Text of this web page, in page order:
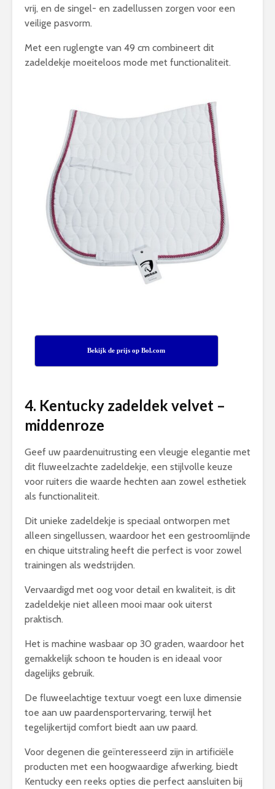
vrij, en de singel- en zadellussen zorgen voor een
veilige pasvorm.
Met een ruglengte van 49 cm combineert dit
zadeldekje moeiteloos mode met functionaliteit.
Bekijk de prijs op Bol.com
4. Kentucky zadeldek velvet –
middenroze
Geef uw paardenuitrusting een vleugje elegantie met
dit fluweelzachte zadeldekje, een stijlvolle keuze
voor ruiters die waarde hechten aan zowel esthetiek
als functionaliteit.
Dit unieke zadeldekje is speciaal ontworpen met
alleen singellussen, waardoor het een gestroomlijnde
en chique uitstraling heeft die perfect is voor zowel
trainingen als wedstrijden.
Vervaardigd met oog voor detail en kwaliteit, is dit
zadeldekje niet alleen mooi maar ook uiterst
praktisch.
Het is machine wasbaar op 30 graden, waardoor het
gemakkelijk schoon te houden is en ideaal voor
dagelijks gebruik.
De fluweelachtige textuur voegt een luxe dimensie
toe aan uw paardensportervaring, terwijl het
tegelijkertijd comfort biedt aan uw paard.
Voor degenen die geïnteresseerd zijn in artificiële
producten met een hoogwaardige afwerking, biedt
Kentucky een reeks opties die perfect aansluiten bij